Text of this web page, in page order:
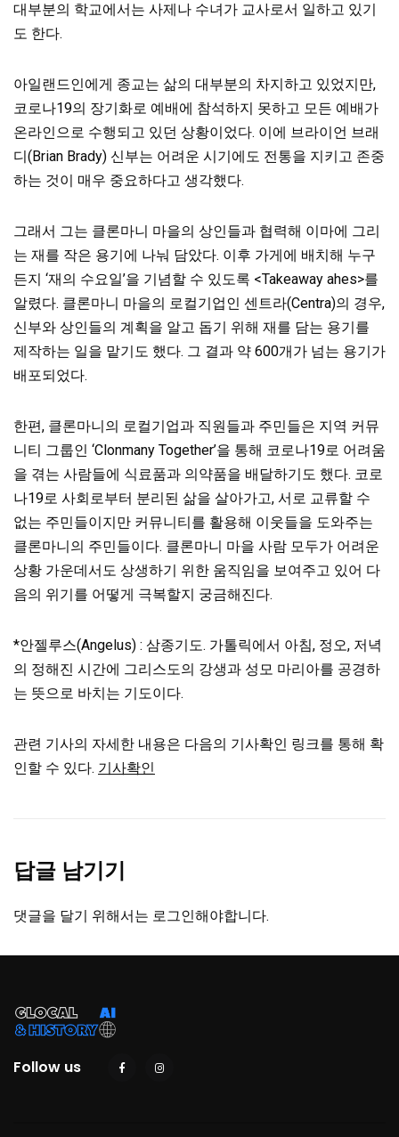
대부분의 학교에서는 사제나 수녀가 교사로서 일하고 있기
도 한다.
아일랜드인에게 종교는 삶의 대부분의 차지하고 있었지만,
코로나19의 장기화로 예배에 참석하지 못하고 모든 예배가
온라인으로 수행되고 있던 상황이었다. 이에 브라이언 브래
디(Brian Brady) 신부는 어려운 시기에도 전통을 지키고 존중
하는 것이 매우 중요하다고 생각했다.
그래서 그는 클론마니 마을의 상인들과 협력해 이마에 그리
는 재를 작은 용기에 나눠 담았다. 이후 가게에 배치해 누구
든지 ‘재의 수요일’을 기념할 수 있도록 <Takeaway ahes>를
알렸다. 클론마니 마을의 로컬기업인 센트라(Centra)의 경우,
신부와 상인들의 계획을 알고 돕기 위해 재를 담는 용기를
제작하는 일을 맡기도 했다. 그 결과 약 600개가 넘는 용기가
배포되었다.
한편, 클론마니의 로컬기업과 직원들과 주민들은 지역 커뮤
니티 그룹인 ‘Clonmany Together’을 통해 코로나19로 어려움
을 겪는 사람들에 식료품과 의약품을 배달하기도 했다. 코로
나19로 사회로부터 분리된 삶을 살아가고, 서로 교류할 수
없는 주민들이지만 커뮤니티를 활용해 이웃들을 도와주는
클론마니의 주민들이다. 클론마니 마을 사람 모두가 어려운
상황 가운데서도 상생하기 위한 움직임을 보여주고 있어 다
음의 위기를 어떻게 극복할지 궁금해진다.
*안젤루스(Angelus) : 삼종기도. 가톨릭에서 아침, 정오, 저녁
의 정해진 시간에 그리스도의 강생과 성모 마리아를 공경하
는 뜻으로 바치는 기도이다.
관련 기사의 자세한 내용은 다음의 기사확인 링크를 통해 확
인할 수 있다. 기사확인
답글 남기기
댓글을 달기 위해서는 로그인해야합니다.
Follow us